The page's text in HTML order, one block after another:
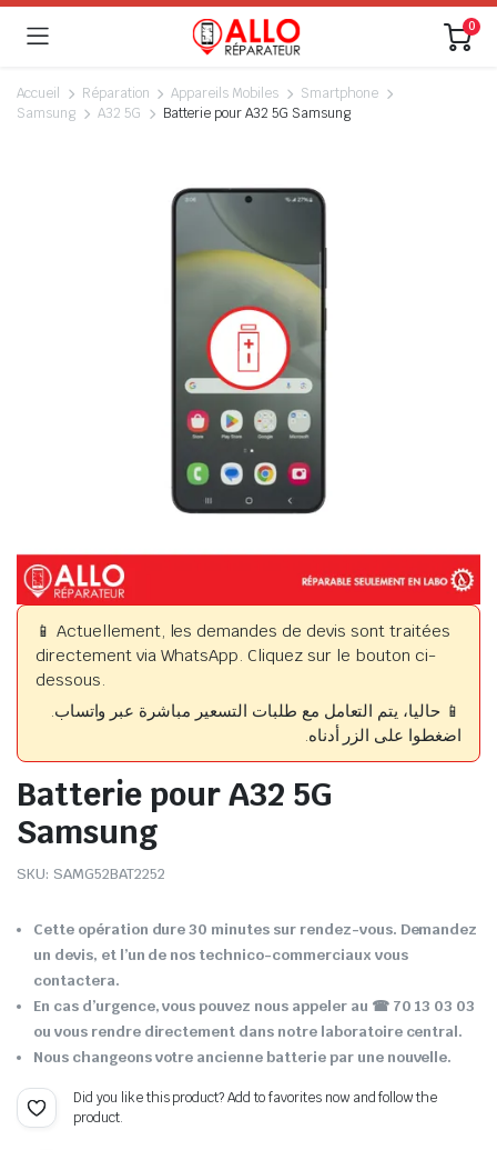
0
Accueil Réparation Appareils Mobiles
Smartphone
Samsung
A32 5G Batterie pour A32 5G Samsung
📱 Actuellement, les demandes de devis sont traitées
directement via WhatsApp. Cliquez sur le bouton ci-
dessous.
📱 حاليا، يتم التعامل مع طلبات التسعير مباشرة عبر واتساب.
اضغطوا على الزر أدناه.
Batterie pour A32 5G
Samsung
SKU: SAMG52BAT2252
Cette opération dure 30 minutes sur rendez-vous. Demandez
un devis, et l’un de nos technico-commerciaux vous
contactera.
En cas d’urgence, vous pouvez nous appeler au ☎ 70 13 03 03
ou vous rendre directement dans notre laboratoire central.
Nous changeons votre ancienne batterie par une nouvelle.
Did you like this product? Add to favorites now and follow the
product.